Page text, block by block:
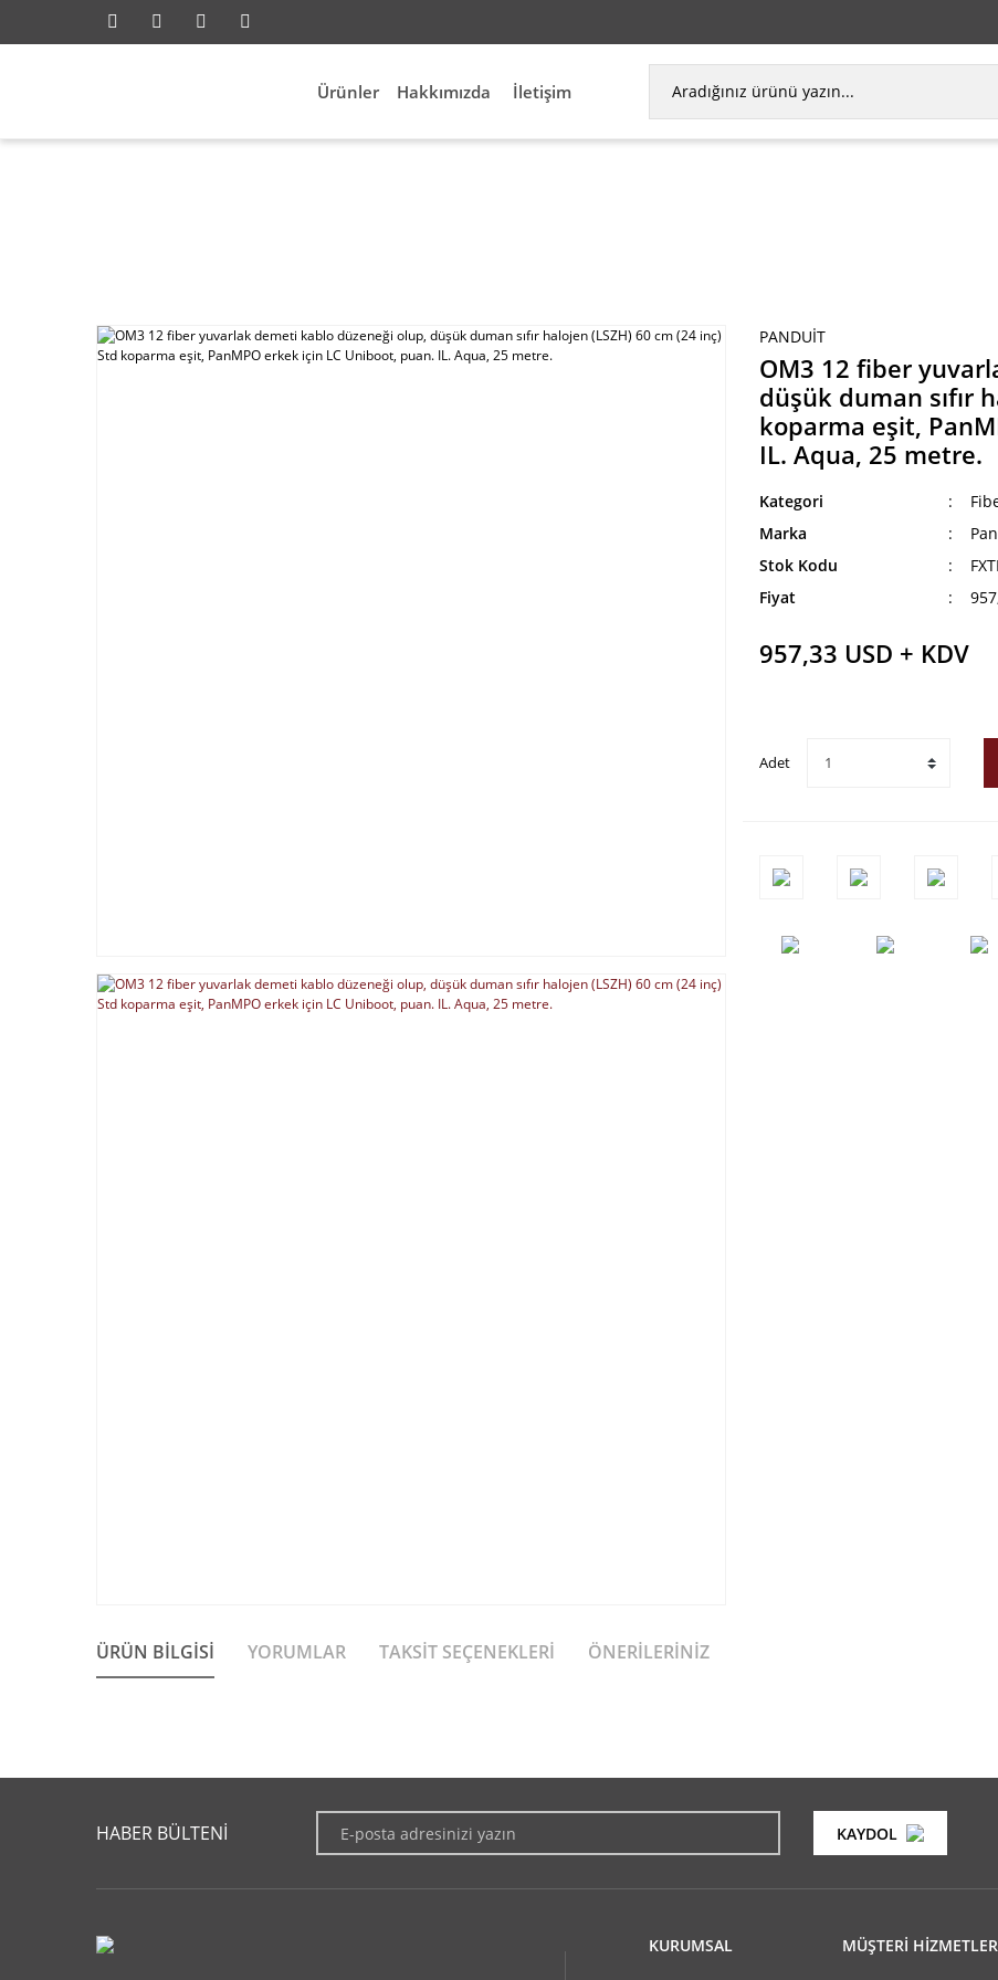
Ürünler Hakkımızda İletişim
PANDUIT
OM3 12 fiber
düşük duman sıfır
koparma eşit,
IL. Aqua, 25 metre.
Kategori
Marka
Stok Kodu
Fiyat
957,33 USD + KDV
Adet
ÜRÜN BILGISI YORUMLAR TAKSIT SEÇENEKLERI ÖNERILERINIZ
Yorum Yaz
Görüş ve önerileriniz için teşekkür ederiz.
Ürün açıklamasında eksik bilgiler bulunuyor.
HABER BÜLTENİ KAYDOL
KURUMSAL MÜŞTERİ